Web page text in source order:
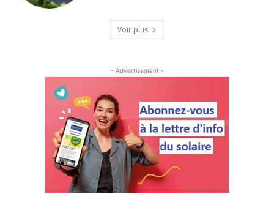
Voir plus
- Advertisement -